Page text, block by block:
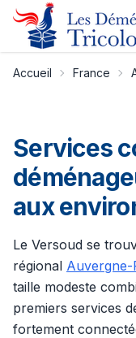
Accueil France
Services
aux
Le Versoud se
régional Auvergne-
taille modeste
premiers services
fortement